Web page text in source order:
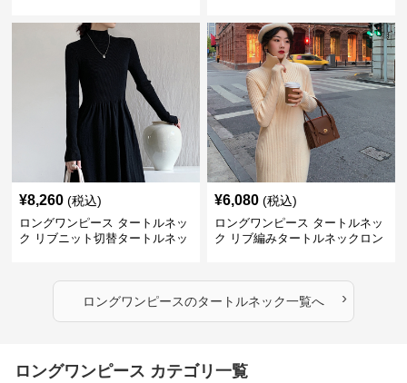
¥8,260 (税込)
ロングワンピース タートルネッ
ク リブニット切替タートルネッ
¥6,080 (税込)
ロングワンピース タートルネッ
ク リブ編みタートルネックロン
ロングワンピースのタートルネック一覧へ ›
ロングワンピース カテゴリ一覧